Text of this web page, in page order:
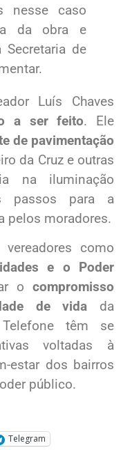
nesse caso
da obra e
de
Luís Chaves
a ser feito. Ele
de pavimentação
da Cruz e outras
na iluminação
passos para a
pelos moradores.
como
e o Poder
o compromisso
de vida da
têm se
voltadas à
estar dos bairros
público.
Telegram